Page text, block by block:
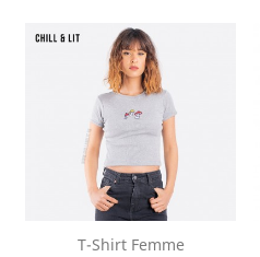
base
T-Shirt Femme